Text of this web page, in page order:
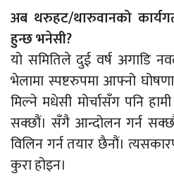
अब थरुहट/थारुवानको
हुन्छ भनेसी?
यो समितिले दुई वर्ष अगाडि
भेलामा स्पष्टरुपमा आफ्नो
मिल्ने मधेसी मोर्चासँग पनि
सक्छौं। सँगै आन्दोलन गर्न
विलिन गर्न तयार छैनौं।
कुरा होइन।